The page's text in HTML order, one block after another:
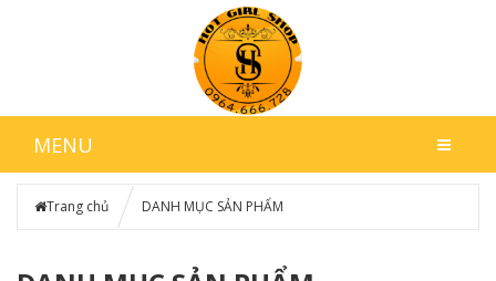
MENU
Trang chủ DANH MỤC SẢN PHẨM